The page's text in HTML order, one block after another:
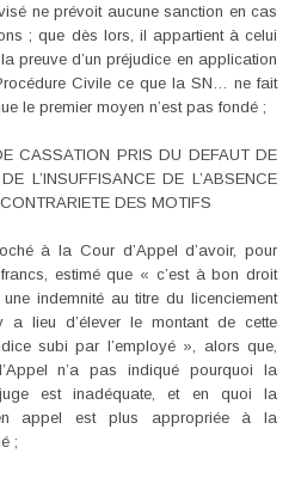
ne prévoit aucune sanction en cas
; que dès lors, il appartient à celui
preuve d’un préjudice en application
Civile ce que la SN… ne fait
le premier moyen n’est pas fondé ;
CASSATION PRIS DU DEFAUT DE
L’INSUFFISANCE DE L’ABSENCE
DES MOTIFS
à la Cour d’Appel d’avoir, pour
estimé que « c’est à bon droit
indemnité au titre du licenciement
lieu d’élever le montant de cette
subi par l’employé », alors que,
n’a pas indiqué pourquoi la
est inadéquate, et en quoi la
appel est plus appropriée à la
;